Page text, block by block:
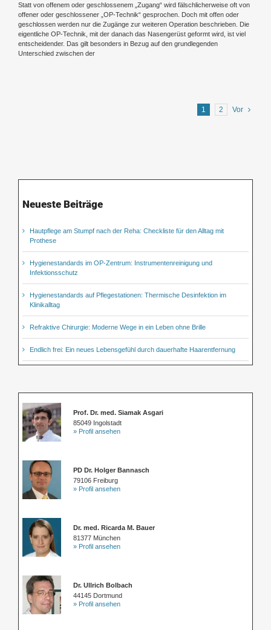
Statt von offenem oder geschlossenem „Zugang“ wird fälschlicherweise oft von
offener oder geschlossener „OP-Technik“ gesprochen. Doch mit offen oder
geschlossen werden nur die Zugänge zur weiteren Operation beschrieben. Die
eigentliche OP-Technik, mit der danach das Nasengerüst geformt wird, ist viel
entscheidender. Das gilt besonders in Bezug auf den grundlegenden
Unterschied zwischen der
1 2 Vor
Neueste Beiträge
Hautpflege am Stumpf nach der Reha: Checkliste für den Alltag mit
Prothese
Hygienestandards im OP-Zentrum: Instrumentenreinigung und
Infektionsschutz
Hygienestandards auf Pflegestationen: Thermische Desinfektion im
Klinikalltag
Refraktive Chirurgie: Moderne Wege in ein Leben ohne Brille
Endlich frei: Ein neues Lebensgefühl durch dauerhafte Haarentfernung
Prof. Dr. med. Siamak Asgari
85049 Ingolstadt
» Profil ansehen
PD Dr. Holger Bannasch
79106 Freiburg
» Profil ansehen
Dr. med. Ricarda M. Bauer
81377 München
» Profil ansehen
Dr. Ullrich Bolbach
44145 Dortmund
» Profil ansehen